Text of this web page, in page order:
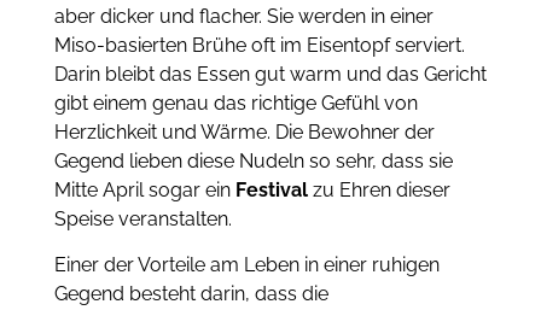
aber dicker und flacher. Sie werden in einer
Miso-basierten Brühe oft im Eisentopf serviert.
Darin bleibt das Essen gut warm und das Gericht
gibt einem genau das richtige Gefühl von
Herzlichkeit und Wärme. Die Bewohner der
Gegend lieben diese Nudeln so sehr, dass sie
Mitte April sogar ein Festivalzu Ehren dieser
Speise veranstalten.
Einer der Vorteile am Leben in einer ruhigen
Gegend besteht darin, dass die